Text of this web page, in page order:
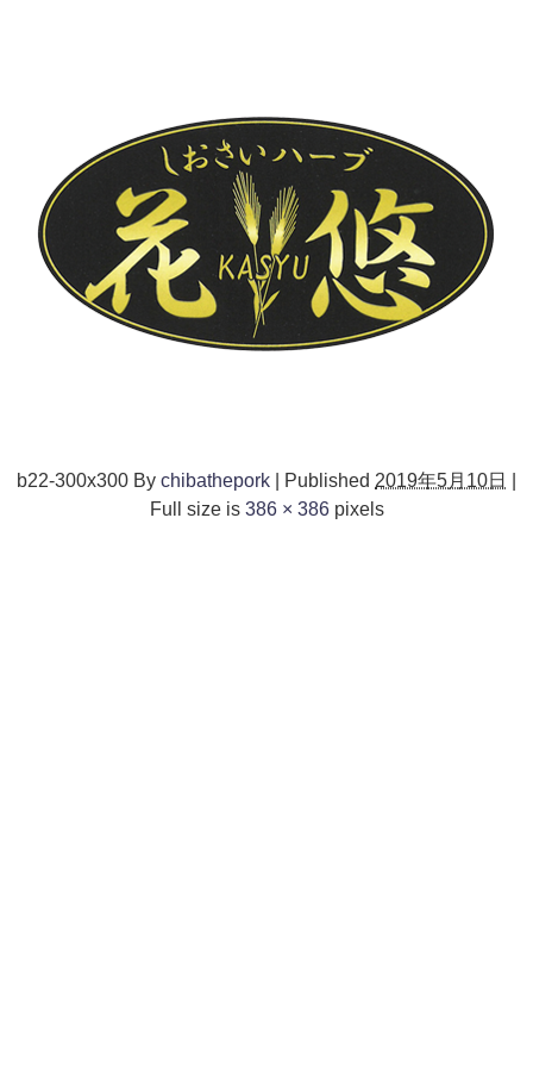
b22-300x300 By chibathepork Published 2019年5月10日
Full size is 386 × 386pixels